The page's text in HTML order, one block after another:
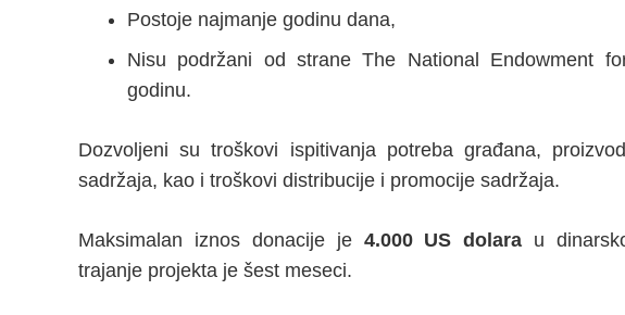
Postoje najmanje godinu dana,
Nisu podržani od strane The National Endowment
godinu.
Dozvoljeni su troškovi ispitivanja potreba građana,
sadržaja, kao i troškovi distribucije i promocije sadržaja.
Maksimalan iznos donacije je 4.000 US dolara u
trajanje projekta je šest meseci.